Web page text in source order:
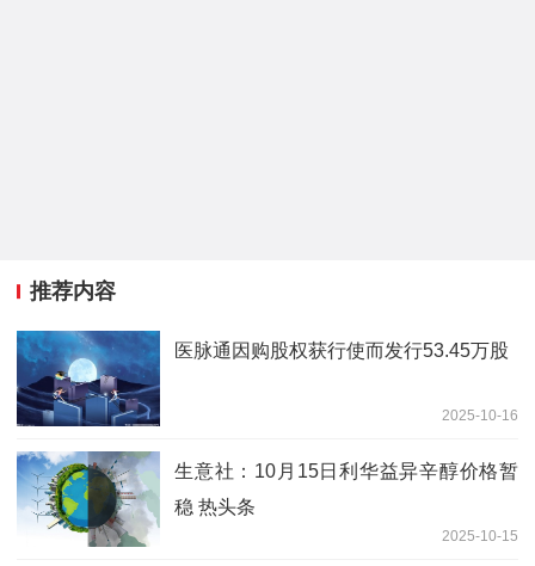
推荐内容
医脉通因购股权获行使而发行53.45万股
2025-10-16
生意社：10月15日利华益异辛醇价格暂
稳 热头条
2025-10-15